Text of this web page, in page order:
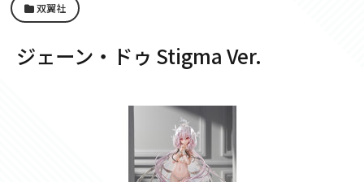
双翼社
ジェーン・ドゥ Stigma Ver.